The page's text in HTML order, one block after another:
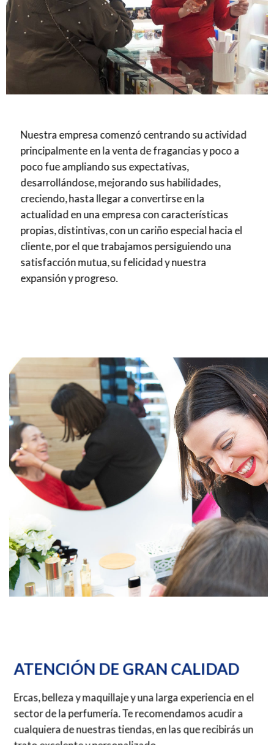
Nuestra empresa comenzó centrando su actividad
principalmente en la venta de fragancias y poco a
poco fue ampliando sus expectativas,
desarrollándose, mejorando sus habilidades,
creciendo, hasta llegar a convertirse en la
actualidad en una empresa con características
propias, distintivas, con un cariño especial hacia el
cliente, por el que trabajamos persiguiendo una
satisfacción mutua, su felicidad y nuestra
expansión y progreso.
ATENCIÓN DE GRAN CALIDAD
Ercas, belleza y maquillaje y una larga experiencia en el
sector de la perfumería. Te recomendamos acudir a
cualquiera de nuestras tiendas, en las que recibirás un